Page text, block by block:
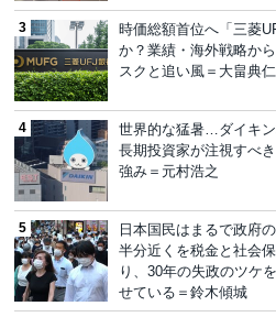
時価総額首位へ「三菱
か？業績・海外戦略か
スクと追い風＝大畠典仁
世界的な猛暑…ダイキン
長期投資家が注視すべ
強み＝元村浩之
日本国民はまるで政府
半分近くを税金と社会
り、30年の失政のツケ
せている＝鈴木傾城